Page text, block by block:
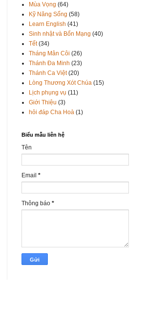
Mùa Vọng (64)
Kỹ Năng Sống (58)
Learn English (41)
Sinh nhật và Bổn Mạng (40)
Tết (34)
Tháng Mân Côi (26)
Thánh Đa Minh (23)
Thánh Ca Việt (20)
Lòng Thương Xót Chúa (15)
Lịch phụng vụ (11)
Giới Thiệu (3)
hỏi đáp Cha Hoà (1)
Biểu mẫu liên hệ
Tên
Email *
Thông báo *